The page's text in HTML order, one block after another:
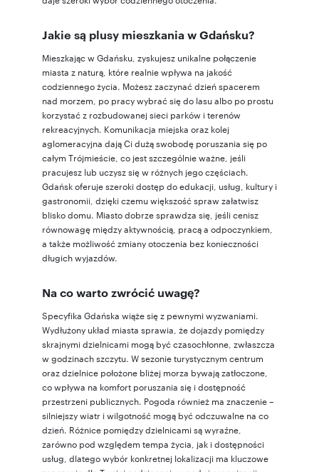
Jakie są plusy mieszkania w Gdańsku?
Mieszkając w Gdańsku, zyskujesz unikalne połączenie
miasta z naturą, które realnie wpływa na jakość
codziennego życia. Możesz zaczynać dzień spacerem
nad morzem, po pracy wybrać się do lasu albo po prostu
korzystać z rozbudowanej sieci parków i terenów
rekreacyjnych. Komunikacja miejska oraz kolej
aglomeracyjna dają Ci dużą swobodę poruszania się po
całym Trójmieście, co jest szczególnie ważne, jeśli
pracujesz lub uczysz się w różnych jego częściach.
Gdańsk oferuje szeroki dostęp do edukacji, usług, kultury i
gastronomii, dzięki czemu większość spraw załatwisz
blisko domu. Miasto dobrze sprawdza się, jeśli cenisz
równowagę między aktywnością, pracą a odpoczynkiem,
a także możliwość zmiany otoczenia bez konieczności
długich wyjazdów.
Na co warto zwrócić uwagę?
Specyfika Gdańska wiąże się z pewnymi wyzwaniami.
Wydłużony układ miasta sprawia, że dojazdy pomiędzy
skrajnymi dzielnicami mogą być czasochłonne, zwłaszcza
w godzinach szczytu. W sezonie turystycznym centrum
oraz dzielnice położone bliżej morza bywają zatłoczone,
co wpływa na komfort poruszania się i dostępność
przestrzeni publicznych. Pogoda również ma znaczenie –
silniejszy wiatr i wilgotność mogą być odczuwalne na co
dzień. Różnice pomiędzy dzielnicami są wyraźne,
zarówno pod względem tempa życia, jak i dostępności
usług, dlatego wybór konkretnej lokalizacji ma kluczowe